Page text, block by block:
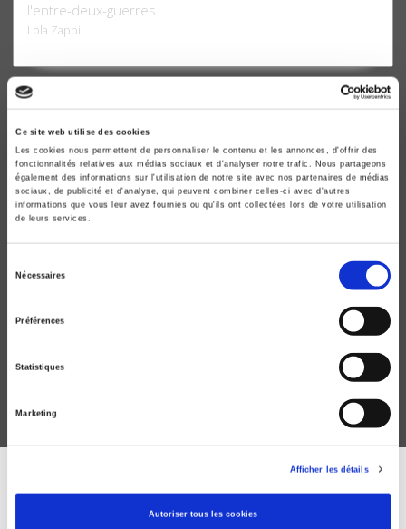
Ce site web utilise des cookies
Les cookies nous permettent de personnaliser le contenu et les annonces, d'offrir des
fonctionnalités relatives aux médias sociaux et d'analyser notre trafic. Nous partageons
également des informations sur l'utilisation de notre site avec nos partenaires de médias
sociaux, de publicité et d'analyse, qui peuvent combiner celles-ci avec d'autres
informations que vous leur avez fournies ou qu'ils ont collectées lors de votre utilisation
de leurs services.
Nécessaires
Préférences
Statistiques
Marketing
Afficher les détails
Autoriser tous les cookies
l'entre-deux-guerres
Lola Zappi
Les liens familiaux à l'épreuve des institutions
DISCOVER OUR JOURNALS